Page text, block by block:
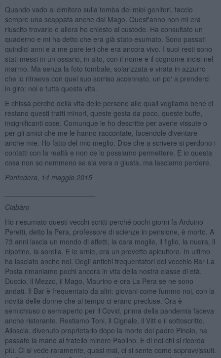
Quando vado al cimitero sulla tomba dei miei genitori, faccio
sempre una scappata anche dal Mago. Quest'anno non mi era
riuscito trovarlo e allora ho chiesto al custode. Ha consultato un
quaderno e mi ha detto che era già stato esumato. Sono passati
quindici anni e a me pare ieri che era ancora vivo. I suoi resti sono
stati messi in un ossario, in alto, con il nome e il cognome incisi nel
marmo. Ma senza la foto tombale, solarizzata e virata in azzurro
che lo ritraeva con quel suo sorriso accennato, un po' a prenderci
in giro: noi e tutta questa vita.
E chissà perché della vita delle persone alle quali vogliamo bene ci
restano questi tratti minori, queste gesta da poco, queste buffe,
insignificanti cose. Comunque le ho descritte per averle vissute o
per gli amici che me le hanno raccontate, facendole diventare
anche mie. Ho fatto del mio meglio. Dice che a scrivere si perdono i
contatti con la realtà e non ce lo possiamo permettere. E io questa
cosa non so nemmeno se sia vera o giusta, ma lasciamo perdere.
Pontedera, 14 maggio 2015
Ciabàro
Ho riesumato questi vecchi scritti perché pochi giorni fa Arduino
Peretti, detto la Pera, professore di scienze in pensione, è morto. A
73 anni lascia un mondo di affetti, la cara moglie, il figlio, la nuora, il
nipotino, la sorella. E le arnie, era un provetto apicultore. In ultimo
ha lasciato anche noi. Degli antichi frequentatori del vecchio Bar La
Posta rimaniamo pochi ancora in vita della nostra classe di età.
Duccio, il Mezzo, il Mago, Maurino e ora La Pera se ne sono
andati. Il Bar è frequentato da altri: giovani come fummo noi, con la
novità delle donne che al tempo ci erano precluse. Ora è
semichiuso o semiaperto per il Covid, prima della pandemia faceva
anche ristorante. Restiamo Toni, il Cignale, il Vitt e il sottoscritto.
Alioscia, divenuto proprietario dopo la morte del padre Pinolo, ha
passato la mano al fratello minore Paolino. E di noi chi si ricorda
più. Ci si vede raramente, quasi mai, ci si sente come sopravvissuti.